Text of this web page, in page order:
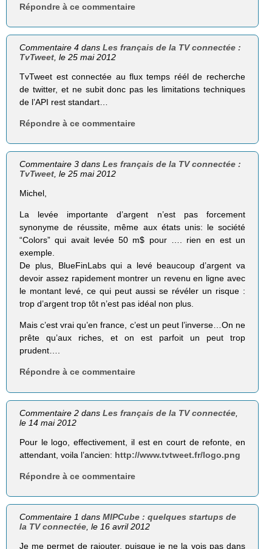
Répondre à ce commentaire
Commentaire 4 dansLes français de la TV connectée :
TvTweet , le 25 mai 2012
TvTweet est connectée au flux temps réél de recherche
de twitter, et ne subit donc pas les limitations techniques
de l’API rest standart…
Répondre à ce commentaire
Commentaire 3 dansLes français de la TV connectée :
TvTweet , le 25 mai 2012
Michel,
La levée importante d’argent n’est pas forcement
synonyme de réussite, même aux états unis: le société
“Colors” qui avait levée 50 m$ pour …. rien en est un
exemple.
De plus, BlueFinLabs qui a levé beaucoup d’argent va
devoir assez rapidement montrer un revenu en ligne avec
le montant levé, ce qui peut aussi se révéler un risque :
trop d’argent trop tôt n’est pas idéal non plus.
Mais c’est vrai qu’en france, c’est un peut l’inverse…On ne
prête qu’aux riches, et on est parfoit un peut trop
prudent….
Répondre à ce commentaire
Commentaire 2 dansLes français de la TV connectée
le 14 mai 2012
Pour le logo, effectivement, il est en court de refonte, en
attendant, voila l’ancien: http://www.tvtweet.fr/logo.png
Répondre à ce commentaire
Commentaire 1 dansMIPCube : quelques startups de
la TV connectée , le 16 avril 2012
Je me permet de rajouter, puisque je ne la vois pas dans